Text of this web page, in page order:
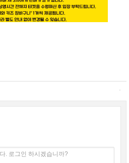
. 로그인 하시겠습니까?